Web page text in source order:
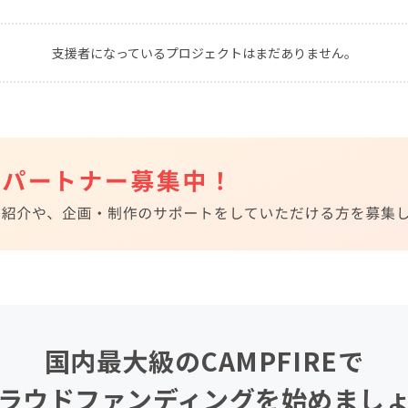
CAMPFIRE for Social Good
CAMPFIRE Creation
CAMPFIREふるさと納税
machi-ya コミュニティ
支援者になっているプロジェクトはまだありません。
国内最大級のCAMPFIREで
ウドファンディングを始めまし